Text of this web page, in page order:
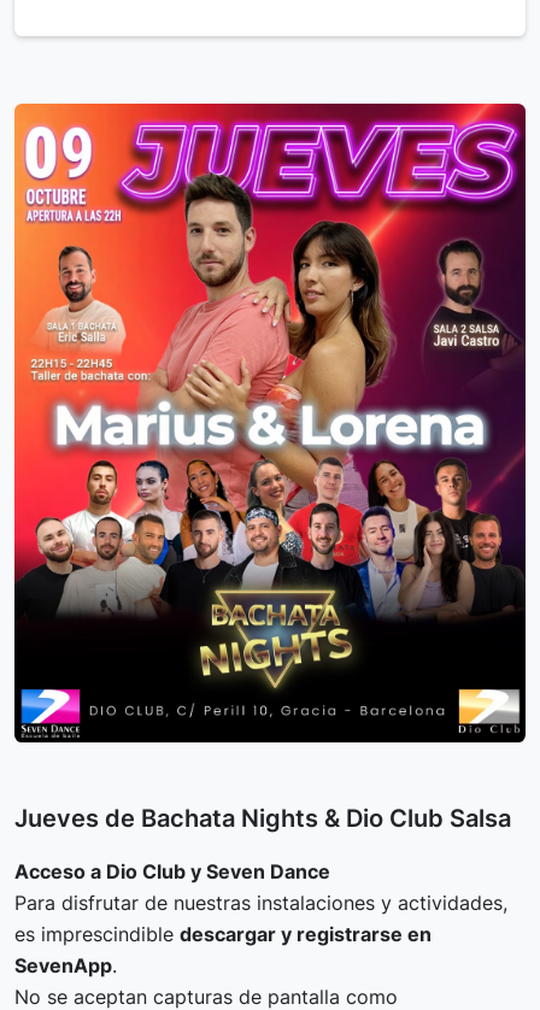
Jueves de Bachata Nights & Dio Club Salsa
Acceso a Dio Club y Seven Dance
Para disfrutar de nuestras instalaciones y actividades,
es imprescindible descargar y registrarse en
SevenApp.
No se aceptan capturas de pantalla como